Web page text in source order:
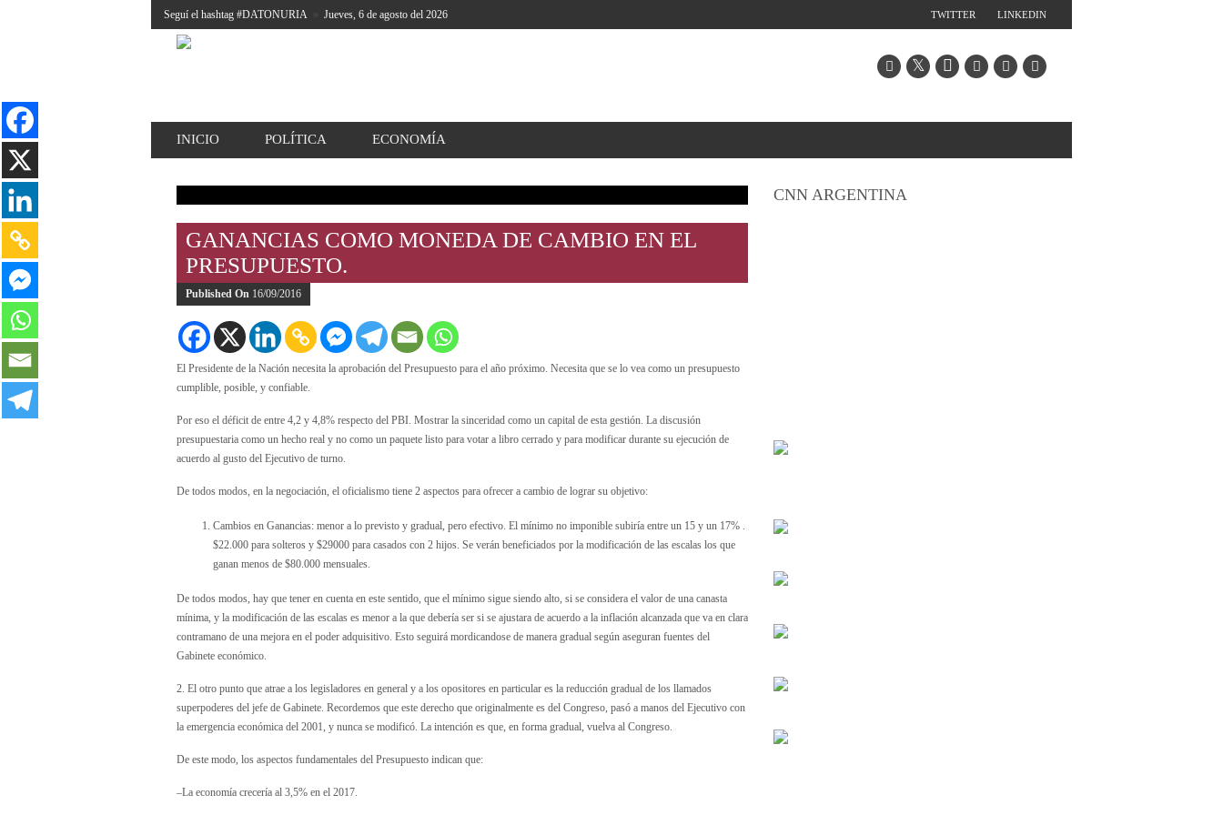
Seguí el hashtag #DATONURIA » Jueves, 6 de agosto del 2026 LINKEDIN
TWITTER
INICIO POLÍTICA ECONOMÍA
GANANCIAS COMO MONEDA DE CAMBIO EN EL
PRESUPUESTO.
Published On 16/09/2016
El Presidente de la Nación necesita la aprobación del Presupuesto para el año próximo. Necesita que se lo vea como un presupuesto
cumplible, posible, y confiable.
Por eso el déficit de entre 4,2 y 4,8% respecto del PBI. Mostrar la sinceridad como un capital de esta gestión. La discusión
presupuestaria como un hecho real y no como un paquete listo para votar a libro cerrado y para modificar durante su ejecución de
acuerdo al gusto del Ejecutivo de turno.
De todos modos, en la negociación, el oficialismo tiene 2 aspectos para ofrecer a cambio de lograr su objetivo:
Cambios en Ganancias: menor a lo previsto y gradual, pero efectivo. El mínimo no imponible subiría entre un 15 y un 17% .
$22.000 para solteros y $29000 para casados con 2 hijos. Se verán beneficiados por la modificación de las escalas los que
ganan menos de $80.000 mensuales.
De todos modos, hay que tener en cuenta en este sentido, que el mínimo sigue siendo alto, si se considera el valor de una canasta
mínima, y la modificación de las escalas es menor a la que debería ser si se ajustara de acuerdo a la inflación alcanzada que va en clara
contramano de una mejora en el poder adquisitivo. Esto seguirá mordicandose de manera gradual según aseguran fuentes del
Gabinete económico.
2. El otro punto que atrae a los legisladores en general y a los opositores en particular es la reducción gradual de los llamados
superpoderes del jefe de Gabinete. Recordemos que este derecho que originalmente es del Congreso, pasó a manos del Ejecutivo con
la emergencia económica del 2001, y nunca se modificó. La intención es que, en forma gradual, vuelva al Congreso.
De este modo, los aspectos fundamentales del Presupuesto indican que:
–La economía crecería al 3,5% en el 2017.
CNN ARGENTINA